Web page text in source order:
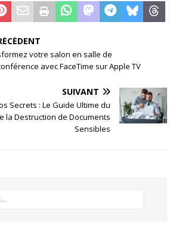
votre salon en salle de
avec FaceTime sur Apple TV
SUIVANT
Secrets : Le Guide Ultime du
la Destruction de Documents
Sensibles